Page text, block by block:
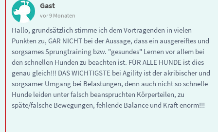
Gast
vor 9 Monaten
Hallo, grundsätzlich stimme ich dem Vortragenden in vielen
Punkten zu, GAR NICHT bei der Aussage, dass ein ausgereiftes und
sorgsames Sprungtraining bzw. "gesundes" Lernen vor allem bei
den schnellen Hunden zu beachten ist. FÜR ALLE HUNDE ist dies
genau gleich!!! DAS WICHTIGSTE bei Agility ist der akribischer und
sorgsamer Umgang bei Belastungen, denn auch nicht so schnelle
Hunde leiden unter falsch beanspruchten Körperteilen, zu
späte/falsche Bewegungen, fehlende Balance und Kraft enorm!!!